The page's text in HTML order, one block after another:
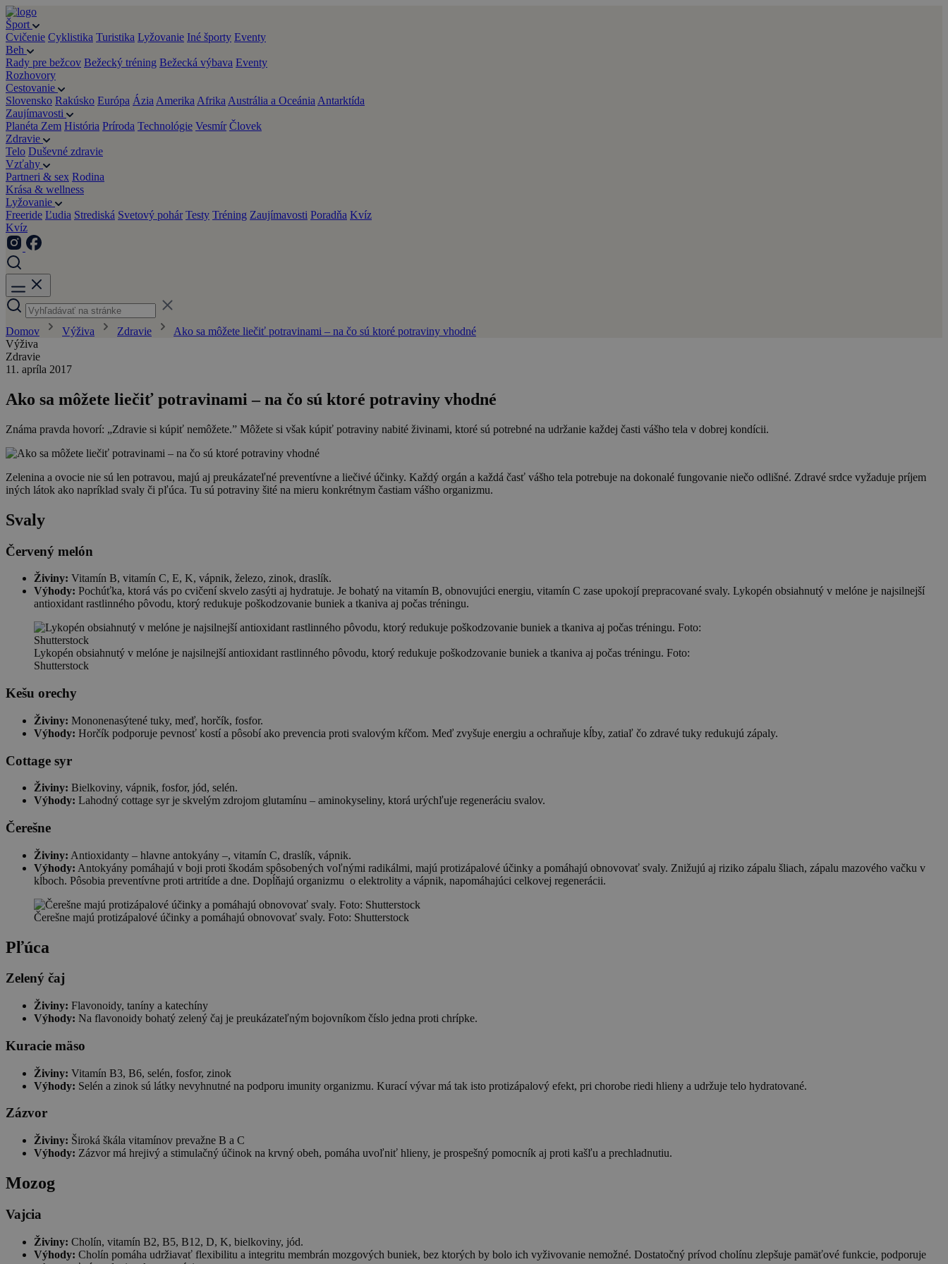
Šport
Cvičenie Cyklistika Turistika Lyžovanie Iné športy Eventy
Beh
Rady pre bežcov Bežecký tréning Bežecká výbava Eventy
Rozhovory
Cestovanie
Slovensko Rakúsko Európa Ázia Amerika Afrika Austrália a Oceánia Antarktída
Zaujímavosti
Planéta Zem História Príroda Technológie Vesmír Človek
Zdravie
Telo Duševné zdravie
Vzťahy
Partneri & sex Rodina
Krása & wellness
Lyžovanie
Freeride Ľudia Strediská Svetový pohár Testy Tréning Zaujímavosti Poradňa Kvíz
Kvíz
Domov Výživa Zdravie
Ako sa môžete liečiť potravinami – na čo sú ktoré potraviny vhodné
Výživa
Zdravie
11. apríla 2017
Ako sa môžete liečiť potravinami – na čo sú ktoré potraviny vhodné
Známa pravda hovorí: „Zdravie si kúpiť nemôžete.” Môžete si však kúpiť potraviny nabité živinami, ktoré sú potrebné na udržanie každej časti vášho tela v dobrej kondícii.
Zelenina a ovocie nie sú len potravou, majú aj preukázateľné preventívne a liečivé účinky. Každý orgán a každá časť vášho tela potrebuje na dokonalé fungovanie niečo odlišné. Zdravé srdce vyžaduje príjem
iných látok ako napríklad svaly či pľúca. Tu sú potraviny šité na mieru konkrétnym častiam vášho organizmu.
Svaly
Červený melón
Živiny: Vitamín B, vitamín C, E, K, vápnik, železo, zinok, draslík.
Výhody: Pochúťka, ktorá vás po cvičení skvelo zasýti aj hydratuje. Je bohatý na vitamín B, obnovujúci energiu, vitamín C zase upokojí prepracované svaly. Lykopén obsiahnutý v melóne je najsilnejší
antioxidant rastlinného pôvodu, ktorý redukuje poškodzovanie buniek a tkaniva aj počas tréningu.
Lykopén obsiahnutý v melóne je najsilnejší antioxidant rastlinného pôvodu, ktorý redukuje poškodzovanie buniek a tkaniva aj počas tréningu. Foto:
Shutterstock
Kešu orechy
Živiny: Mononenasýtené tuky, meď, horčík, fosfor.
Výhody: Horčík podporuje pevnosť kostí a pôsobí ako prevencia proti svalovým kŕčom. Meď zvyšuje energiu a ochraňuje kĺby, zatiaľ čo zdravé tuky redukujú zápaly.
Cottage syr
Živiny: Bielkoviny, vápnik, fosfor, jód, selén.
Výhody: Lahodný cottage syr je skvelým zdrojom glutamínu – aminokyseliny, ktorá urýchľuje regeneráciu svalov.
Čerešne
Živiny: Antioxidanty – hlavne antokyány –, vitamín C, draslík, vápnik.
Výhody: Antokyány pomáhajú v boji proti škodám spôsobených voľnými radikálmi, majú protizápalové účinky a pomáhajú obnovovať svaly. Znižujú aj riziko zápalu šliach, zápalu mazového vačku v
kĺboch. Pôsobia preventívne proti artritíde a dne. Dopĺňajú organizmu o elektrolity a vápnik, napomáhajúci celkovej regenerácii.
Čerešne majú protizápalové účinky a pomáhajú obnovovať svaly. Foto: Shutterstock
Pľúca
Zelený čaj
Živiny: Flavonoidy, taníny a katechíny
Výhody: Na flavonoidy bohatý zelený čaj je preukázateľným bojovníkom číslo jedna proti chrípke.
Kuracie mäso
Živiny: Vitamín B3, B6, selén, fosfor, zinok
Výhody: Selén a zinok sú látky nevyhnutné na podporu imunity organizmu. Kurací vývar má tak isto protizápalový efekt, pri chorobe riedi hlieny a udržuje telo hydratované.
Zázvor
Živiny: Široká škála vitamínov prevažne B a C
Výhody: Zázvor má hrejivý a stimulačný účinok na krvný obeh, pomáha uvoľniť hlieny, je prospešný pomocník aj proti kašľu a prechladnutiu.
Mozog
Vajcia
Živiny: Cholín, vitamín B2, B5, B12, D, K, bielkoviny, jód.
Výhody: Cholín pomáha udržiavať flexibilitu a integritu membrán mozgových buniek, bez ktorých by bolo ich vyživovanie nemožné. Dostatočný prívod cholínu zlepšuje pamäťové funkcie, podporuje